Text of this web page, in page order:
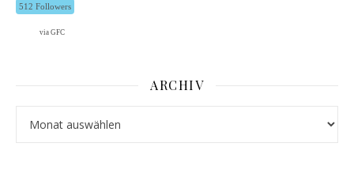
512 Followers
via GFC
ARCHIV